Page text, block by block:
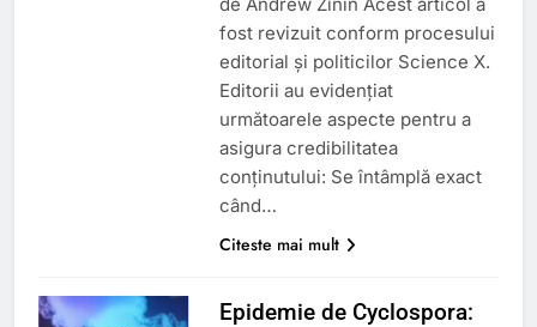
fost revizuit conform procesului
editorial și politicilor Science X.
Editorii au evidențiat
următoarele aspecte pentru a
asigura credibilitatea
conținutului: Se întâmplă exact
când…
Citeste mai mult
Epidemie de Cyclospora: